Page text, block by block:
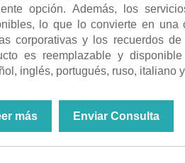
opción. Además, los
lo que lo convierte en
corporativas y los recuerdos
es reemplazable y
inglés, portugués, ruso, italiano
más Enviar Consulta